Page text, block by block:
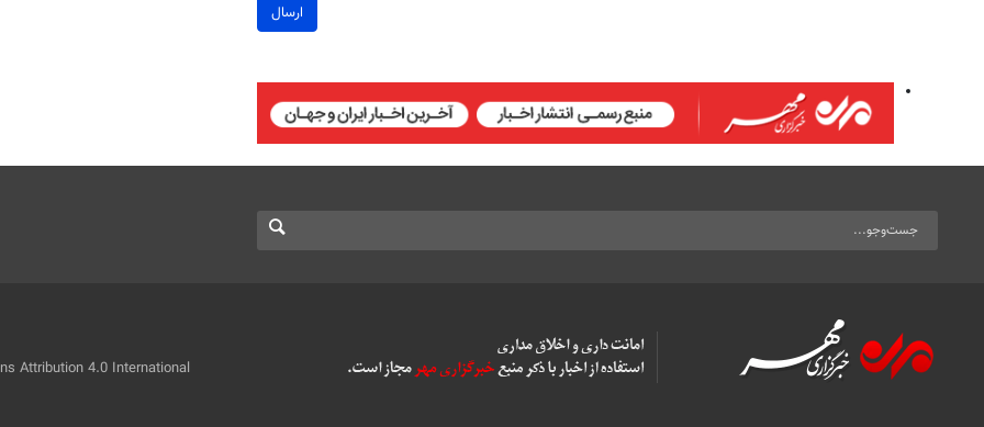
ارسال
Attribution 4.0 International